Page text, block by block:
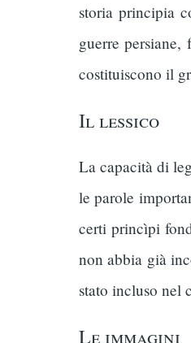
storia principia
guerre
costituiscono il
Il lessico
La capacità di
le parole
certi princìpi
non abbia già
stato incluso nel
Le immagini